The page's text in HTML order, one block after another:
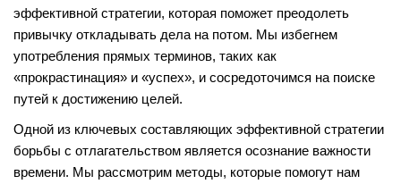
эффективной стратегии, которая поможет преодолеть
привычку откладывать дела на потом. Мы избегнем
употребления прямых терминов, таких как
«прокрастинация» и «успех», и сосредоточимся на поиске
путей к достижению целей.
Одной из ключевых составляющих эффективной стратегии
борьбы с отлагательством является осознание важности
времени. Мы рассмотрим методы, которые помогут нам